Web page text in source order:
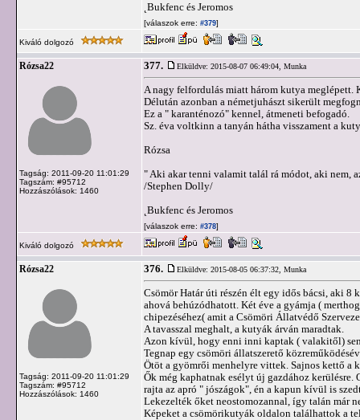
˛Bukfenc és Jeromos
[válaszok erre: #379]
Kiváló dolgozó
Rózsa22
Tagság: 2011-09-20 11:01:29
Tagszám: #95712
Hozzászólások: 1460
377. Elküldve: 2015-08-07 06:49:04, Munka
A nagy felfordulás miatt három kutya
Délután azonban a németjuhászt sikerült
Ez a " karanténozó" kennel, átmeneti befogadó.
Sz. éva voltkinn a tanyán hátha visszament a
Rózsa
" Aki akar tenni valamit talál rá módot, aki nem,
/Stephen Dolly/
˛Bukfenc és Jeromos
[válaszok erre: #378]
Kiváló dolgozó
Rózsa22
Tagság: 2011-09-20 11:01:29
Tagszám: #95712
Hozzászólások: 1460
376. Elküldve: 2015-08-05 06:37:32, Munka
Csömör Határ úti részén élt egy idős bácsi, aki
ahová behúzódhatott. Két éve a gyámja (
chipezéséhez( amit a Csömöri Állatvédő
A tavasszal meghalt, a kutyák árván maradtak.
Azon kívül, hogy enni inni kaptak ( valakitől)
Tegnap egy csömöri állatszerető
Ötöt a gyömrői menhelyre vittek. Sajnos kettő a
Ők még kaphatnak esélyt új gazdához
rajta az apró " jószágok", én a kapun kívül is
Lekezelték őket neostomozannal, így talán már
Képeket a csömörikutyák oldalon találhattok a